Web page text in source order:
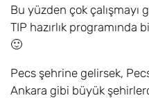
Bu yüzden çok çalışmayı
TIP hazırlık programında
🙂
Pecs şehrine gelirsek,
Ankara gibi büyük